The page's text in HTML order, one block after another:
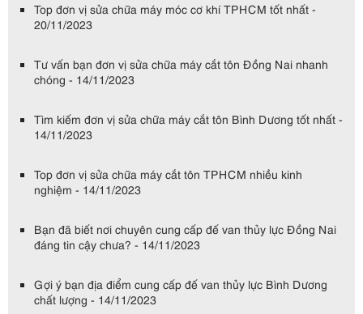
Top đơn vị sửa chữa máy móc cơ khí TPHCM tốt nhất -
20/11/2023
Tư vấn bạn đơn vị sửa chữa máy cắt tôn Đồng Nai nhanh
chóng - 14/11/2023
Tìm kiếm đơn vị sửa chữa máy cắt tôn Bình Dương tốt nhất -
14/11/2023
Top đơn vị sửa chữa máy cắt tôn TPHCM nhiều kinh
nghiệm - 14/11/2023
Bạn đã biết nơi chuyên cung cấp đế van thủy lực Đồng Nai
đáng tin cậy chưa? - 14/11/2023
Gợi ý bạn địa điểm cung cấp đế van thủy lực Bình Dương
chất lượng - 14/11/2023